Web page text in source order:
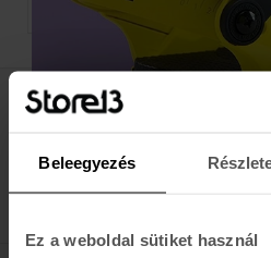
Beleegyezés
Ez a weboldal sütiket használ
TERMÉK / OLDAL
Értesülj az
E-MAIL